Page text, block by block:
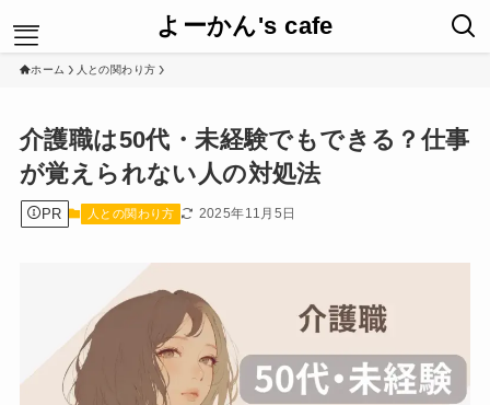
HOME
暮らしのどっち
最新ニュース
人との関わり方
プライバシーポリシー
サイトマップ
よーかん's cafe
ホーム 人との関わり方
介護職は50代・未経験でもできる？仕事
が覚えられない人の対処法
PR 人との関わり方 2025年11月5日